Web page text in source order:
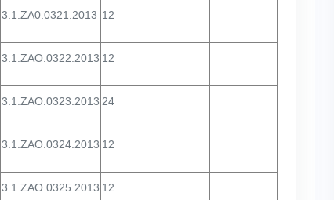
3.1.ZA0.0321.2013 12
3.1.ZAO.0322.2013 12
3.1.ZAO.0323.2013 24
3.1.ZAO.0324.2013 12
3.1.ZAO.0325.2013 12